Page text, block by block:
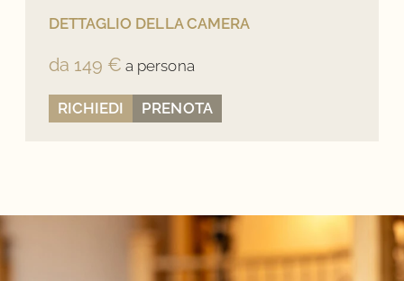
DETTAGLIO DELLA CAMERA
da 149 € a persona
RICHIEDI PRENOTA